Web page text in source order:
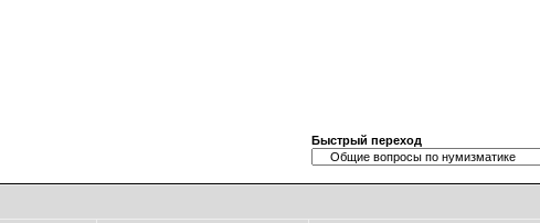
Быстрый переход